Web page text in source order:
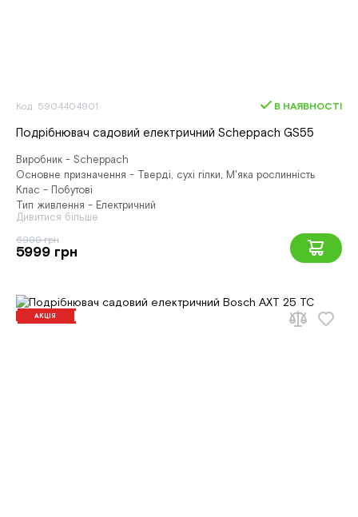
Код: 5904404901 В НАЯВНОСТІ
Подрібнювач садовий електричний Scheppach GS55
Виробник - Scheppach
Основне призначення - Тверді, сухі гілки, М'яка рослинність
Клас - Побутові
Тип живлення - Електричний
Дивитися більше
6999 грн
5999 грн
АКЦІЯ